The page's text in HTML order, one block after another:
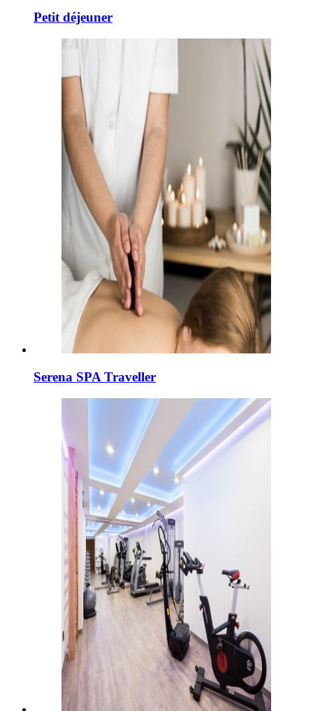
Petit déjeuner
Serena SPA Traveller